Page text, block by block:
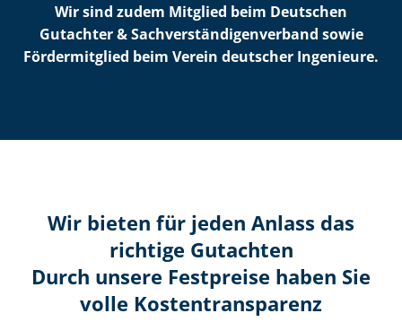
Wir sind zudem Mitglied beim Deutschen
Gutachter & Sach­ver­stän­di­gen­ver­band sowie
Fördermitglied beim Verein deutscher Ingenieure.
Wir bieten für jeden Anlass das
richtige Gutachten
Durch unsere Festpreise haben Sie
volle Kosten­transparenz